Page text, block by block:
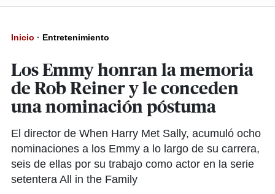
Inicio · Entretenimiento
Los Emmy honran la memoria
de Rob Reiner y le conceden
una nominación póstuma
El director de When Harry Met Sally, acumuló ocho
nominaciones a los Emmy a lo largo de su carrera,
seis de ellas por su trabajo como actor en la serie
setentera All in the Family